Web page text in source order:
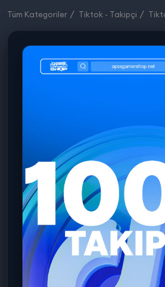
Tüm Kategoriler Tiktok - Takipçi